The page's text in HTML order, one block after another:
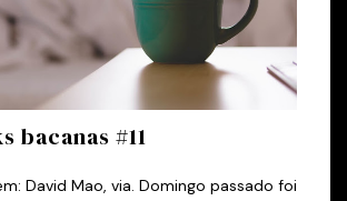
bacanas #11
David Mao, via. Domingo passado foi